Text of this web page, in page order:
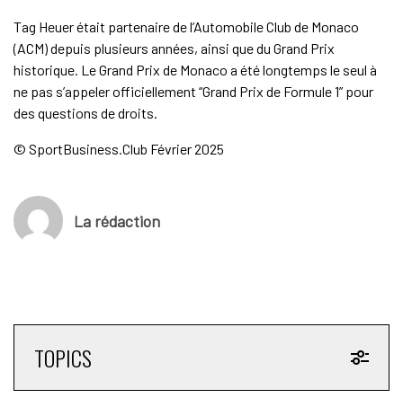
Tag Heuer était partenaire de l’Automobile Club de Monaco
(ACM) depuis plusieurs années, ainsi que du Grand Prix
historique. Le Grand Prix de Monaco a été longtemps le seul à
ne pas s’appeler officiellement “Grand Prix de Formule 1” pour
des questions de droits.
© SportBusiness.Club Février 2025
La rédaction
TOPICS